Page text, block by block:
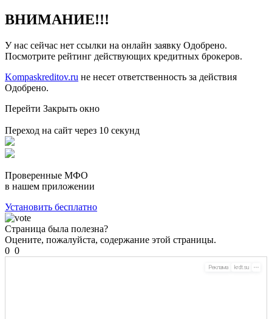
ВНИМАНИЕ!!!
У нас сейчас нет ссылки на онлайн заявку Одобрено.
Посмотрите рейтинг действующих кредитных брокеров.
Kompaskreditov.ru не несет ответственность за действия
Одобрено.
Перейти Закрыть окно
Переход на сайт через 10 секунд
Проверенные МФО
в нашем приложении
Установить бесплатно
Страница была полезна?
Оцените, пожалуйста, содержание этой страницы.
0 0